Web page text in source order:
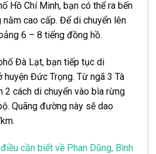
Hồ Chí Minh, bạn có thể ra bến
cao cấp. Để di chuyển lên
6 – 8 tiếng đồng hồ.
Đà Lạt, bạn tiếp tục di
huyện Đức Trọng. Từ ngã 3 Tà
2 cách di chuyển vào bìa rừng
Quãng đường này sẽ dao
cần biết về Phan Dũng, Bình